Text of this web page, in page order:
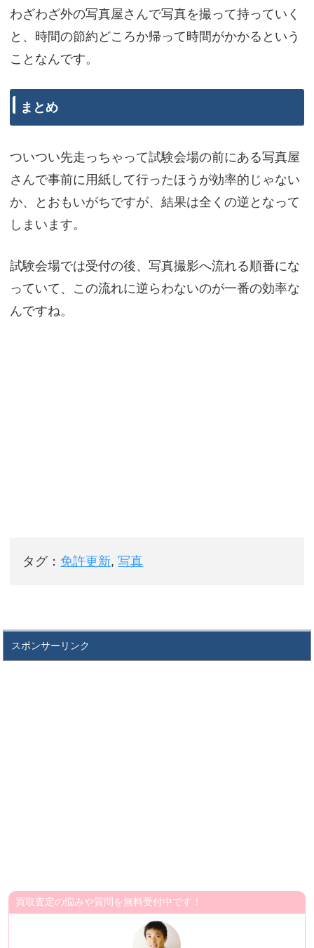
わざわざ外の写真屋さんで写真を撮って持っていく
と、時間の節約どころか帰って時間がかかるという
ことなんです。
まとめ
ついつい先走っちゃって試験会場の前にある写真屋
さんで事前に用紙して行ったほうが効率的じゃない
か、とおもいがちですが、結果は全くの逆となって
しまいます。
試験会場では受付の後、写真撮影へ流れる順番にな
っていて、この流れに逆らわないのが一番の効率な
んですね。
タグ： 免許更新,写真
スポンサーリンク
買取査定の悩みや質問を無料受付中です！